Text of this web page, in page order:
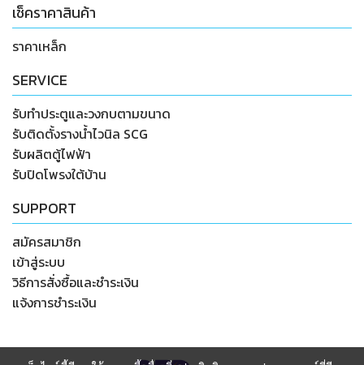
เช็คราคาสินค้า
ราคาเหล็ก
SERVICE
รับทำประตูและวงกบตามขนาด
รับติดตั้งรางน้ำไวนิล SCG
รับผลิตตู้ไฟฟ้า
รับปิดโพรงใต้บ้าน
SUPPORT
สมัครสมาชิก
เข้าสู่ระบบ
วิธีการสั่งซื้อและชำระเงิน
แจ้งการชำระเงิน